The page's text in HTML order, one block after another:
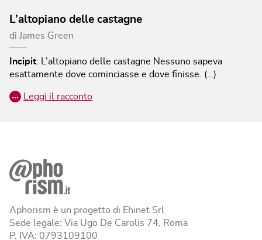
L’altopiano delle castagne
di James Green
Incipit: L’altopiano delle castagne Nessuno sapeva
esattamente dove cominciasse e dove finisse. (…)
… Leggi il racconto
Aphorism è un progetto di Ehinet Srl
Sede legale: Via Ugo De Carolis 74, Roma
P. IVA: 0793109100